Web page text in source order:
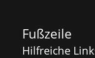
Fußzeile
Hilfreiche